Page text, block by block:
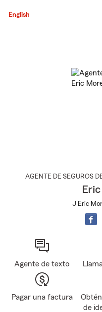
English
AGENTE DE SEGUROS
J Eric
Agente de texto
Pagar una factura
de